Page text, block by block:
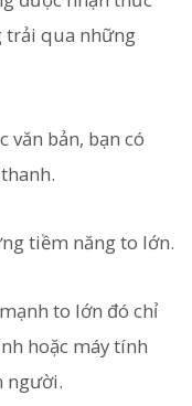
trải qua những
văn bản, bạn có
tiềm năng to lớn.
to lớn đó chỉ
hoặc máy tính
người.